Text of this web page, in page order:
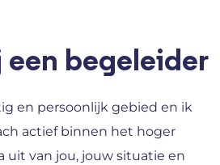
begeleider
en persoonlijk gebied en ik
actief binnen het hoger
uit van jou, jouw situatie en